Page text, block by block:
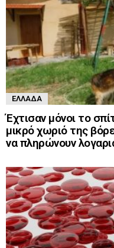
ΕΛΛΆΔΑ
Έχτισαν μόνοι το
μικρό χωριό της
να πληρώνουν